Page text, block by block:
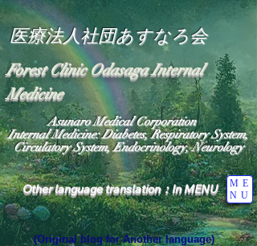
医療法人社団あすなろ会
Forest Clinic Odasaga Internal
Medicine
Other language translation：In MENU
ME
NU
Asunaro Medical Corporation
Internal Medicine: Diabetes, Respiratory System,
Circulatory System, Endocrinology, Neurology
(Original blog for Another language)